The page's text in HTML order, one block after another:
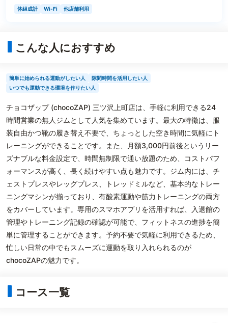
体組成計 Wi-Fi 他店舗利用
こんな人におすすめ
簡単に始められる運動がしたい人
隙間時間を活用したい人
いつでも運動できる環境を作りたい人
チョコザップ (chocoZAP) 三ツ沢上町店は、手軽に利用できる24
時間営業の無人ジムとして人気を集めています。最大の特徴は、服
装自由かつ靴の履き替え不要で、ちょっとした空き時間に気軽にト
レーニングができることです。また、月額3,000円前後というリー
ズナブルな料金設定で、時間無制限で通い放題のため、コストパフ
ォーマンスが高く、長く続けやすい点も魅力です。ジム内には、チ
ェストプレスやレッグプレス、トレッドミルなど、基本的なトレー
ニングマシンが揃っており、有酸素運動や筋力トレーニングの両方
をカバーしています。専用のスマホアプリを活用すれば、入退館の
管理やトレーニング記録の確認が可能で、フィットネスの進捗を簡
単に管理することができます。予約不要で気軽に利用できるため、
忙しい日常の中でもスムーズに運動を取り入れられるのが
chocoZAPの魅力です。
コース一覧